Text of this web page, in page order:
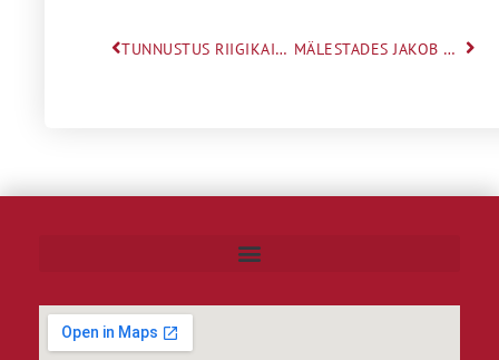
TUNNUSTUS RIIGIKAITSE SUUNA ÕPILASELE ANETTE HELILALE MÄLESTADES JAKOB WESTHOLMI